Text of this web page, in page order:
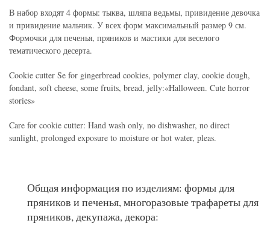
В набор входят 4 формы: тыква, шляпа ведьмы, привидение девочка
и привидение мальчик. У всех форм максимальный размер 9 см.
Формочки для печенья, пряников и мастики для веселого
тематического десерта.
Cookie cutter Se for gingerbread cookies, polymer clay, cookie dough,
fondant, soft cheese, some fruits, bread, jelly:«Halloween. Cute horror
stories»
Care for cookie cutter: Hand wash only, no dishwasher, no direct
sunlight, prolonged exposure to moisture or hot water, pleas.
Общая информация по изделиям: формы для
пряников и печенья, многоразовые трафареты для
пряников, декупажа, декора: